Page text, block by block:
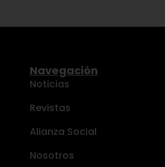
Navegación
Noticias
Revistas
Alianza Social
Nosotros